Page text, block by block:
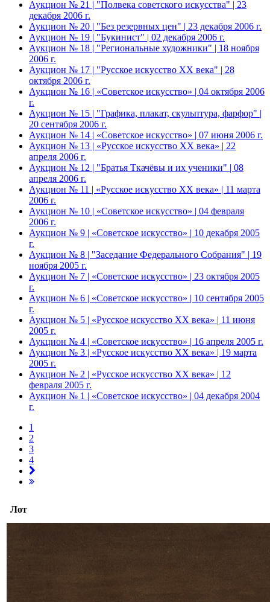
Аукцион № 21 | "Полвека советского искусства" | 23
декабря 2006 г.
Аукцион № 20 | "Без резервных цен" | 23 декабря 2006 г.
Аукцион № 19 | "Букинист" | 02 декабря 2006 г.
Аукцион № 18 | "Региональные художники" | 18 ноября
2006 г.
Аукцион № 17 | "Русское искусство XX века" | 28
октября 2006 г.
Аукцион № 16 | «Советское искусство» | 04 октября 2006
г.
Аукцион № 15 | "Графика, плакат, скульптура, фарфор" |
20 сентября 2006 г.
Аукцион № 14 | «Советское искусство» | 07 июня 2006 г.
Аукцион № 13 | «Русское искусство ХХ века» | 22
апреля 2006 г.
Аукцион № 12 | "Братья Ткачёвы и их ученики" | 08
апреля 2006 г.
Аукцион № 11 | «Русское искусство ХХ века» | 11 марта
2006 г.
Аукцион № 10 | «Советское искусство» | 04 февраля
2006 г.
Аукцион № 9 | «Советское искусство» | 10 декабря 2005
г.
Аукцион № 8 | "Заседание Федерального Собрания" | 19
ноября 2005 г.
Аукцион № 7 | «Советское искусство» | 23 октября 2005
г.
Аукцион № 6 | «Советское искусство» | 10 сентября 2005
г.
Аукцион № 5 | «Русское искусство ХХ века» | 11 июня
2005 г.
Аукцион № 4 | «Советское искусство» | 16 апреля 2005 г.
Аукцион № 3 | «Русское искусство ХХ века» | 19 марта
2005 г.
Аукцион № 2 | «Русское искусство ХХ века» | 12
февраля 2005 г.
Аукцион № 1 | «Советское искусство» | 04 декабря 2004
г.
1
2
3
4
Лот